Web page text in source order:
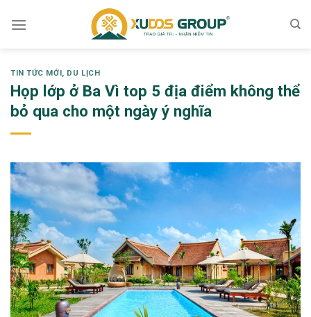
TIN TỨC MỚI, DU LỊCH
Họp lớp ở Ba Vì top 5 địa điểm không thể
bỏ qua cho một ngày ý nghĩa